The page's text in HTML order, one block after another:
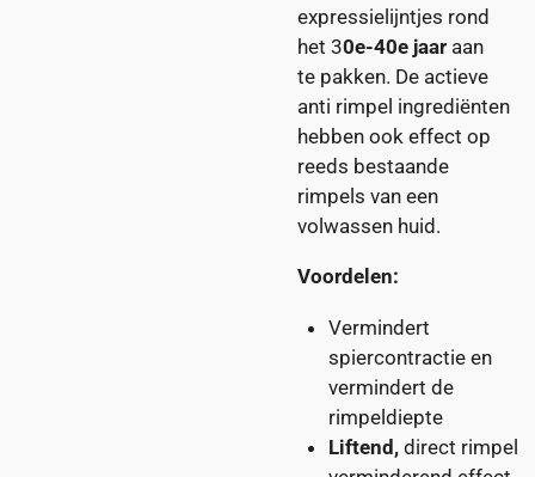
expressielijntjes rond
het 30e-40e jaar aan
te pakken. De actieve
anti rimpel ingrediënten
hebben ook effect op
reeds bestaande
rimpels van een
volwassen huid.
Voordelen:
Vermindert
spiercontractie en
vermindert de
rimpeldiepte
Liftend, direct rimpel